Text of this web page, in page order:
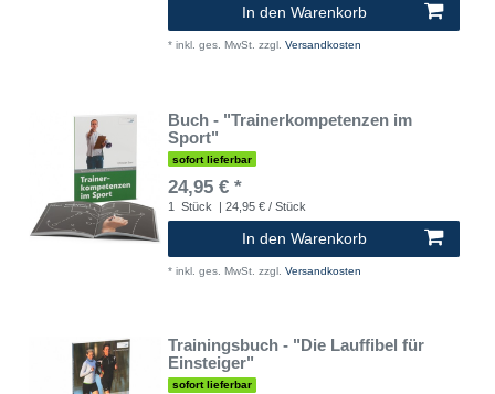
In den Warenkorb
* inkl. ges. MwSt. zzgl. Versandkosten
Buch - "Trainerkompetenzen im
Sport"
sofort lieferbar
24,95 € *
1 Stück | 24,95 € / Stück
In den Warenkorb
* inkl. ges. MwSt. zzgl. Versandkosten
Trainingsbuch - "Die Lauffibel für
Einsteiger"
sofort lieferbar